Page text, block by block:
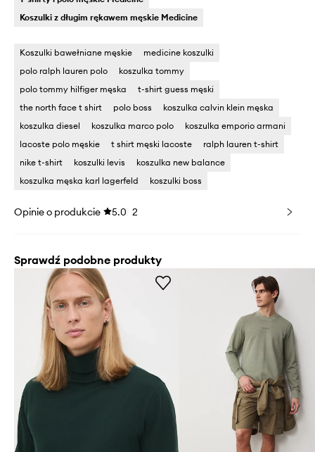
Koszulki z długim rękawem męskie Medicine
Koszulki bawełniane męskie
medicine koszulki
polo ralph lauren polo
koszulka tommy
polo tommy hilfiger męska
t-shirt guess męski
the north face t shirt
polo boss
koszulka calvin klein męska
koszulka diesel
koszulka marco polo
koszulka emporio armani
lacoste polo męskie
t shirt męski lacoste
ralph lauren t-shirt
nike t-shirt
koszulki levis
koszulka new balance
koszulka męska karl lagerfeld
koszulki boss
Opinie o produkcie 5.0 2
Sprawdź podobne produkty